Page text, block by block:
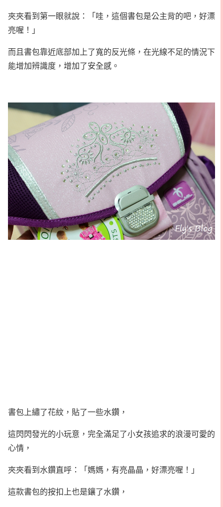
夾夾看到第一眼就說：「哇，這個書包是公主背的吧，好漂
亮喔！」
而且書包靠近底部加上了寬的反光條，在光線不足的情況下
能增加辨識度，增加了安全感。
書包上繡了花紋，貼了一些水鑽，
這閃閃發光的小玩意，完全滿足了小女孩追求的浪漫可愛的
心情，
夾夾看到水鑽直呼：「媽媽，有亮晶晶，好漂亮喔！」
這款書包的按扣上也是鑲了水鑽，